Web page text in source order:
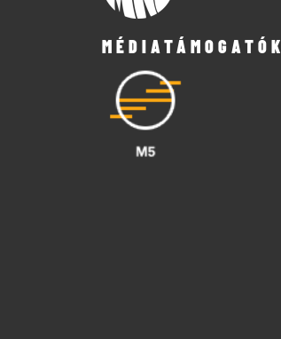
MÉDIATÁMOGATÓK